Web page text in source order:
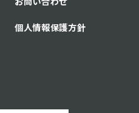
個人情報保護方針